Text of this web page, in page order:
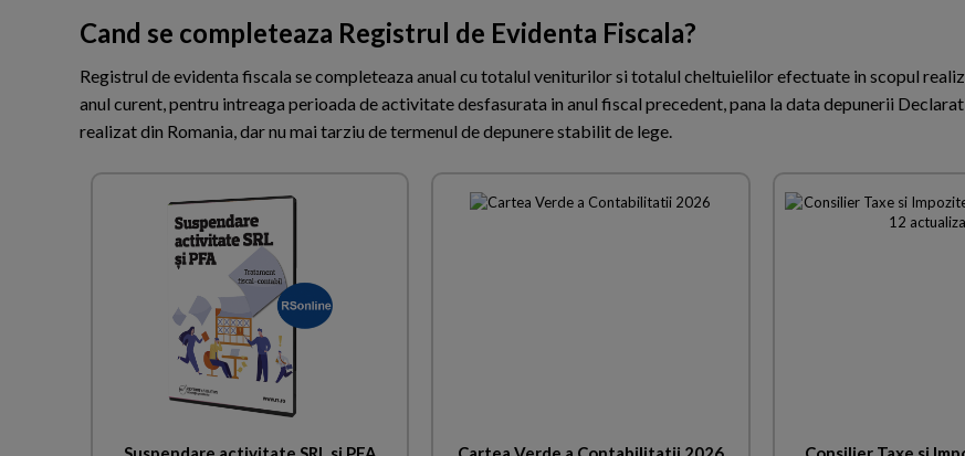
Cand se completeaza Registrul de Evidenta Fiscala?
Registrul de evidenta fiscala se completeaza anual cu totalul veniturilor si totalul cheltuielilor efectuate in scopul
anul curent, pentru intreaga perioada de activitate desfasurata in anul fiscal precedent, pana la data depunerii
realizat din Romania, dar nu mai tarziu de termenul de depunere stabilit de lege.